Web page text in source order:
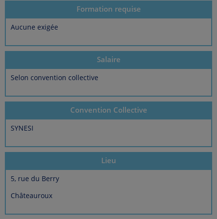
Formation requise
Aucune exigée
Salaire
Selon convention collective
Convention Collective
SYNESI
Lieu
5, rue du Berry
Châteauroux